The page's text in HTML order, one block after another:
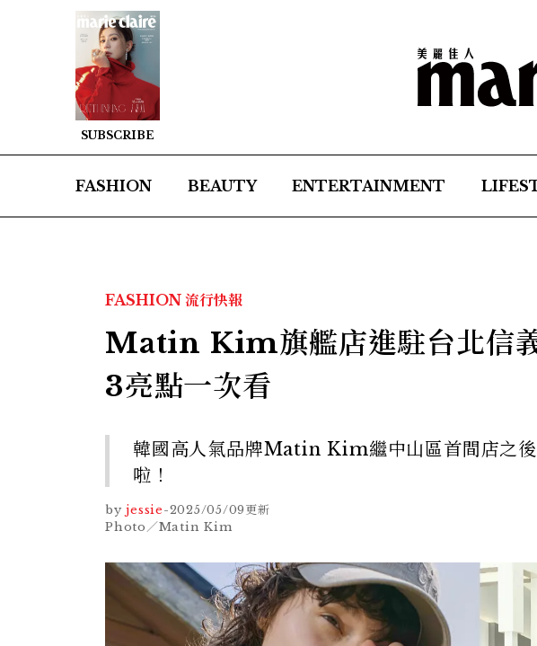
SUBSCRIBE
FASHION BEAUTY ENTERTAINMENT
FASHION 流行快報
Matin Kim旗艦店進駐台北信
3亮點一次看
韓國高人氣品牌Matin Kim繼中山區首間店之
啦！
by jessie-2025/05/09更新
Photo／Matin Kim